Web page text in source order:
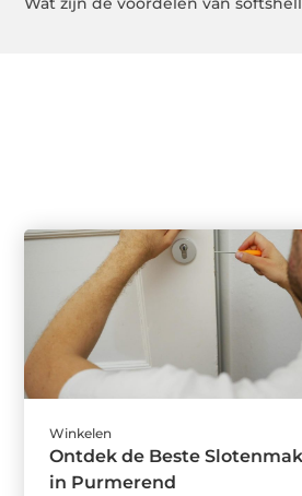
Winkelen
Ontdek de Beste
in Purmerend